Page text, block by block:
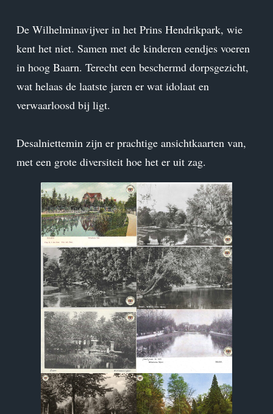
De Wilhelminavijver in het Prins Hendrikpark, wie
kent het niet. Samen met de kinderen eendjes voeren
in hoog Baarn. Terecht een beschermd dorpsgezicht,
wat helaas de laatste jaren er wat idolaat en
verwaarloosd bij ligt.
Desalniettemin zijn er prachtige ansichtkaarten van,
met een grote diversiteit hoe het er uit zag.